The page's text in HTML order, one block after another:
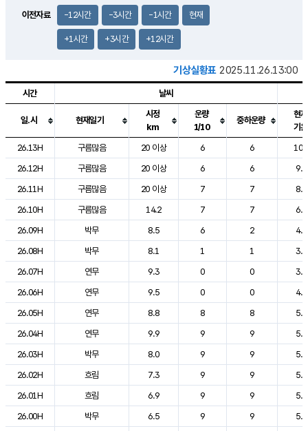
이전자료 -12시간 -3시간 -1시간 현재
+1시간 +3시간 +12시간
기상실황표 2025.11.26.13:00
도시별 기상실황표로 지점, 날씨, 기온, 강수, 바람, 기압등을 안내한 표입
시간 날씨
일.시 현재일기
시정
km
운량
1/10
중하운량
현재
기온
26.13H
구름많음 20 이상 6 6
26.12H
구름많음 20 이상 6 6
9.9
26.11H
구름많음 20 이상 7 7
8.2
26.10H
구름많음 14.2 7 7
6.9
26.09H
박무 8.5 6 2
4.3
26.08H
박무 8.1 1 1
3.5
26.07H
연무 9.3 0 0
3.8
26.06H
연무 9.5 0 0
4.4
26.05H
연무 8.8 8 8
5.3
26.04H
연무 9.9 9 9
5.2
26.03H
박무 8.0 9 9
5.2
26.02H
흐림 7.3 9 9
5.2
26.01H
흐림 6.9 9 9
5.3
26.00H
박무 6.5 9 9
5.3